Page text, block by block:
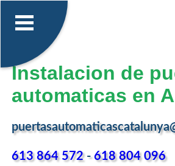
Instalacion de
automaticas en
613 864 572-618 804 096